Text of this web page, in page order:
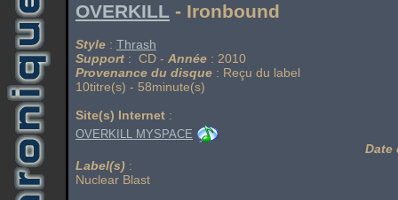
OVERKILL - Ironbound
Style : Thrash
Support : CD - Année : 2010
Provenance du disque : Reçu du label
10titre(s) - 58minute(s)
Site(s) Internet :
OVERKILL MYSPACE
Label(s) :
Nuclear Blast
Date